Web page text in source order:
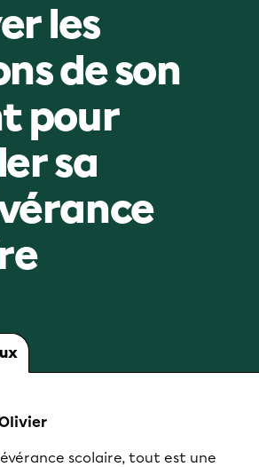
les
de son
pour
sa
scolaire, tout est une